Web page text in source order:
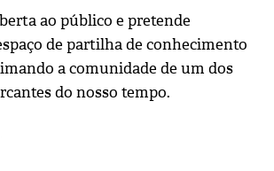
ao público e pretende
de partilha de conhecimento
a comunidade de um dos
do nosso tempo.